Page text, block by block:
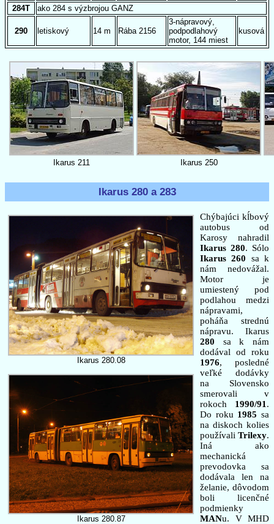
284T ako 284 s výzbrojou GANZ
290 letiskový 14 m Rába 2156
3-nápravový,
podpodlahový
motor, 144 miest
kusová
Ikarus 211 Ikarus 250
Ikarus 280 a 283
Ikarus 280.08
Ikarus 280.87
Chýbajúci kĺbový
autobus od
Karosy nahradil
Ikarus 280. Sólo
Ikarus 260 sa k
nám nedovážal.
Motor je
umiestený pod
podlahou medzi
nápravami,
poháňa strednú
nápravu. Ikarus
280 sa k nám
dodával od roku
1976, posledné
veľké dodávky
na Slovensko
smerovali v
rokoch 1990/91 .
Do roku 1985 sa
na diskoch kolies
používali Trilexy.
Iná ako
mechanická
prevodovka sa
dodávala len na
želanie, dôvodom
boli licenčné
podmienky
MANu. V MHD